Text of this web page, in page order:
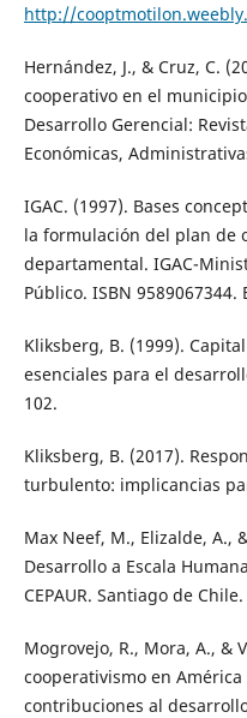
http://
Hernández, J., & Cruz, C.
cooperativo en el
Desarrollo Gerencial:
Económicas,
IGAC. (1997). Bases
la formulación del plan de
departamental. IGAC-
Público. ISBN 9589067344.
Kliksberg, B. (1999).
esenciales para el
102.
Kliksberg, B. (2017).
turbulento: implicancias
Max Neef, M., Elizalde, A.,
Desarrollo a Escala
CEPAUR. Santiago de
Mogrovejo, R., Mora, A., &
cooperativismo en
contribuciones al